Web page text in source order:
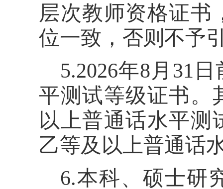
层次教师资格证书
位一致，否则不予
5.2026年8 月 31
平测试等级证书。
以上普通话水平测
乙等及以上普通话
6.本科、硕士研